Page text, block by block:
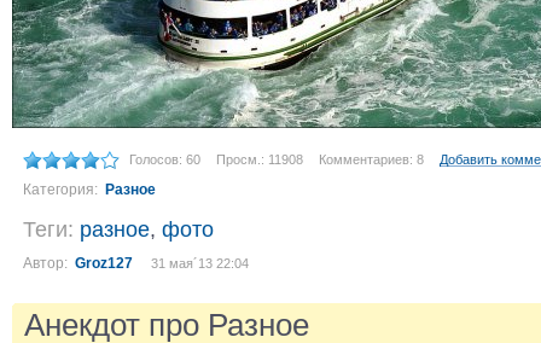
Голосов: 60 Просм.: 11908 Комментариев: 8 Добавить
Категория: Разное
Теги: разное, фото
Автор: Groz127 31 мая´13 22:04
Анекдот про Разное